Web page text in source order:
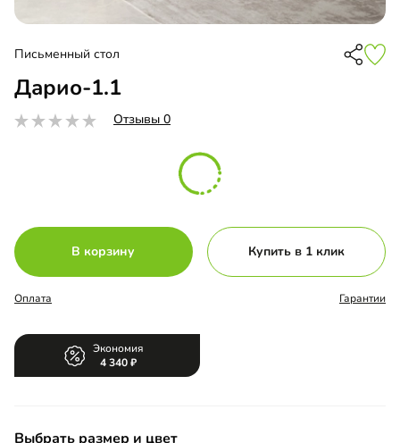
Письменный стол
Дарио-1.1
Отзывы 0
В корзину Купить в 1 клик
Оплата Гарантии
Экономия
4 340
Выбрать размер и цвет